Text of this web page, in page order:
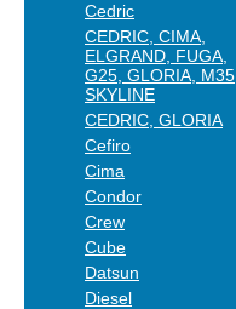
Cedric
CEDRIC, CIMA,
ELGRAND, FUGA,
G25, GLORIA, M35,
SKYLINE
CEDRIC, GLORIA
Cefiro
Cima
Condor
Crew
Cube
Datsun
Diesel